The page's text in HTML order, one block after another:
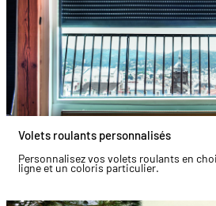
Volets roulants personnalisés
Personnalisez vos volets roulants en
ligne et un coloris particulier.